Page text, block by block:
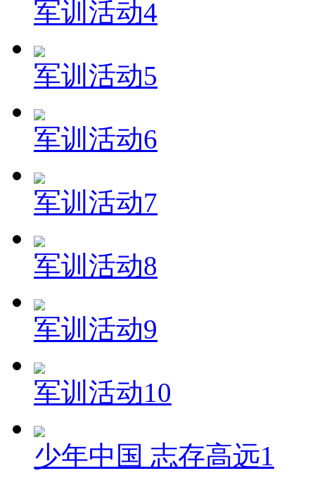
军训活动4
军训活动5
军训活动6
军训活动7
军训活动8
军训活动9
军训活动10
少年中国 志存高远1